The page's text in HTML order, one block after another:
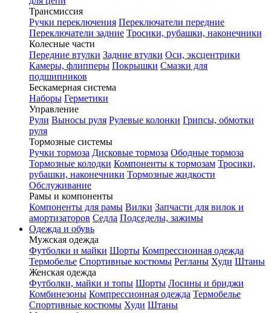
Трансмиссия
Ручки переключения Переключатели передние
Переключатели задние Тросики, рубашки, наконечники
Колесные части
Передние втулки Задние втулки Оси, эксцентрики
Камеры, флипперы Покрышки Смазки для
подшипников
Бескамерная система
Наборы Герметики
Управление
Рули Выносы руля Рулевые колонки Грипсы, обмотки
руля
Тормозные системы
Ручки тормоза Дисковые тормоза Ободные тормоза
Тормозные колодки Компоненты к тормозам Тросики,
рубашки, наконечники Тормозные жидкости
Обслуживание
Рамы и компоненты
Компоненты для рамы Вилки Запчасти для вилок и
амортизаторов Седла Подседелы, зажимы
Одежда и обувь
Мужская одежда
Футболки и майки Шорты Компрессионная одежда
Термобелье Спортивные костюмы Регланы Худи Штаны
Женская одежда
Футболки, майки и топы Шорты Лосины и бриджи
Комбинезоны Компрессионная одежда Термобелье
Спортивные костюмы Худи Штаны